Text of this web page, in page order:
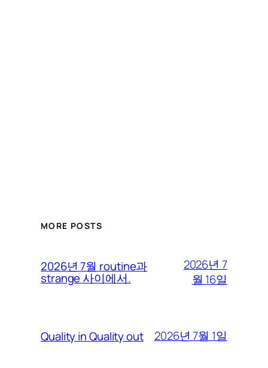
MORE POSTS
2026년 7월 routine과
strange 사이에서.
2026년 7
월 16일
Quality in Quality out 2026년 7월 1일